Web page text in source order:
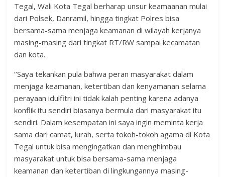
Tegal, Wali Kota Tegal berharap unsur keamaanan mulai
dari Polsek, Danramil, hingga tingkat Polres bisa
bersama-sama menjaga keamanan di wilayah kerjanya
masing-masing dari tingkat RT/RW sampai kecamatan
dan kota.
‘’Saya tekankan pula bahwa peran masyarakat dalam
menjaga keamanan, ketertiban dan kenyamanan selama
perayaan idulfitri ini tidak kalah penting karena adanya
konflik itu sendiri biasanya bermula dari masyarakat itu
sendiri. Dalam kesempatan ini saya ingin meminta kerja
sama dari camat, lurah, serta tokoh-tokoh agama di Kota
Tegal untuk bisa mengingatkan dan menghimbau
masyarakat untuk bisa bersama-sama menjaga
keamanan dan ketertiban di lingkungannya masing-